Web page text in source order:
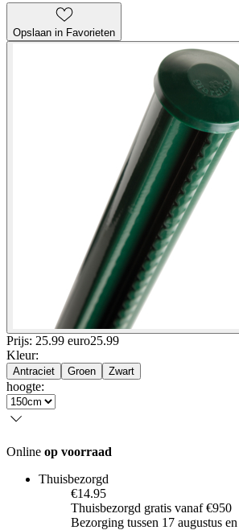
Opslaan in Favorieten
Prijs: 25.99 euro25.99
Kleur:
Antraciet Groen Zwart
hoogte:
Online op voorraad
Thuisbezorgd
€14.95
Thuisbezorgd gratis vanaf €950
Bezorging tussen 17 augustus